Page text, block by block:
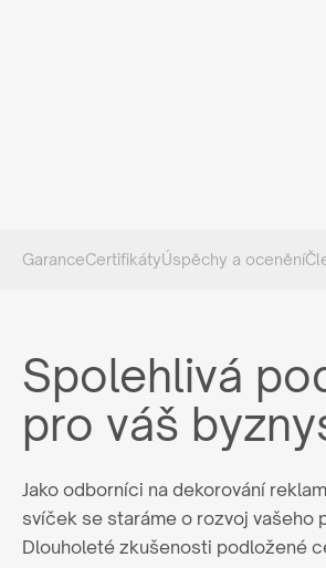
GaranceCertifikátyÚspěchy a ocenění
Spolehlivá
pro váš
Jako odborníci na dekorování
svíček se staráme o rozvoj vašeho
Dlouholeté zkušenosti podložené